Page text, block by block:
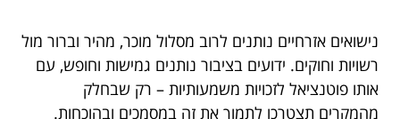
נישואים אזרחיים נותנים לרוב מסלול מוכר, מהיר וברור מול
רשויות וחוקים. ידועים בציבור נותנים גמישות וחופש, עם
אותו פוטנציאל לזכויות משמעותיות – רק שבחלק
מהמקרים תצטרכו לתמוך את זה במסמכים ובהוכחות.